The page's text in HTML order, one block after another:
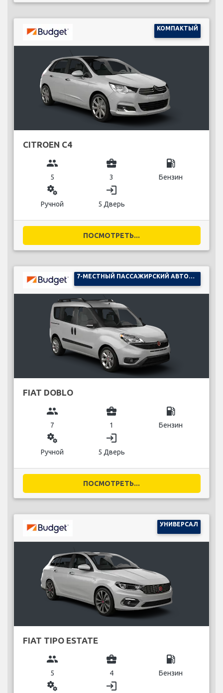
КОМПАКТЫЙ
CITROEN C4
group
5
business_center
3
local_gas_station
Бензин
miscellaneous_services
Ручной
login
5 Дверь
ПОСМОТРЕТЬ...
FIAT DOBLO
group
7
business_center
1
local_gas_station
Бензин
miscellaneous_services
Ручной
login
5 Дверь
ПОСМОТРЕТЬ...
УНИВЕРСАЛ
FIAT TIPO ESTATE
group
5
business_center
4
local_gas_station
Бензин
miscellaneous_services login